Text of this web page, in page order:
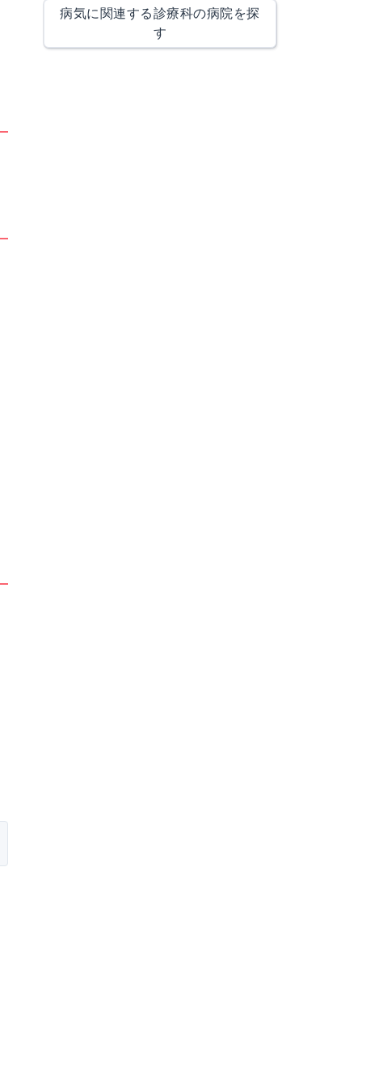
病気に関連する診療科の病院を探
す